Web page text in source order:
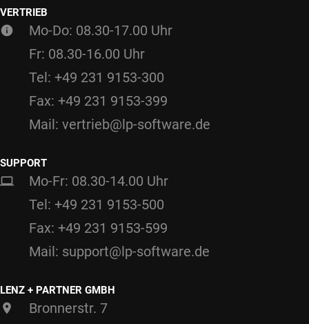
VERTRIEB
Mo-Do: 08.30-17.00 Uhr
Fr: 08.30-16.00 Uhr
Tel: +49 231 9153-300
Fax: +49 231 9153-399
Mail: vertrieb@lp-software.de
SUPPORT
Mo-Fr: 08.30-14.00 Uhr
Tel: +49 231 9153-500
Fax: +49 231 9153-599
Mail: support@lp-software.de
LENZ + PARTNER GMBH
Bronnerstr. 7